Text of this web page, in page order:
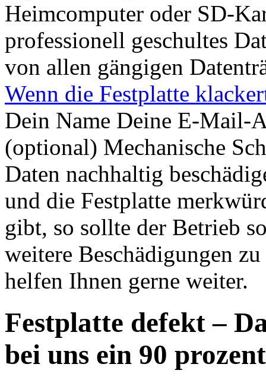
Heimcomputer oder SD-
professionell geschultes
von allen gängigen
Wenn die Festplatte
Dein Name Deine E-Mail-
(optional) Mechanische
Daten nachhaltig
und die Festplatte
gibt, so sollte der Betrieb
weitere Beschädigungen
helfen Ihnen gerne weiter.
Festplatte defekt –
bei uns ein 90